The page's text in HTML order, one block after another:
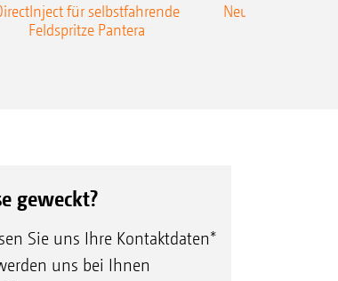
für selbstfahrende
Feldspritze Pantera
Neue Super-L3-
geweckt?
Sie uns Ihre Kontaktdaten*
uns bei Ihnen